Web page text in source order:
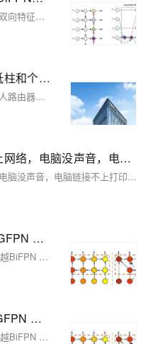
RT-DETR改进策略【Neck】| BiFPN：双向特征金字塔网络-跨尺度连接和加权特征融合
工业路由器：企业网络的中流砥柱和个人路由器有什么区别？卓伊凡
工业路由器：企业网络的中流砥柱和个人路由器有什么区别？卓伊凡
电脑显示有问题，电脑连接不上网络，电脑没声音，电脑链接不上打印机？驱动人生就能解决所有问题
电脑显示有问题，电脑连接不上网络，电脑没声音，电脑链接不上打印机？驱动人生就能解决所有问题
RT-DETR改进策略【Neck】| GFPN 超越BiFPN 通过跳层连接和跨尺度连接改进RT-DETR颈部网络
RT-DETR改进策略【Neck】| GFPN 超越BiFPN 通过跳层连接和跨尺度连接改进RT-DETR颈部网络
YOLOv11改进策略【Neck】| GFPN 超越BiFPN 通过跳层连接和跨尺度连接改进v11颈部网络
YOLOv11改进策略【Neck】| GFPN 超越BiFPN 通过跳层连接和跨尺度连接改进v11颈部网络